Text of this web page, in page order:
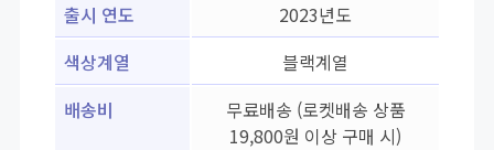
출시 연도
2023년도
색상계열
블랙계열
배송비
무료배송 (로켓배송 상품
19,800원 이상 구매 시)